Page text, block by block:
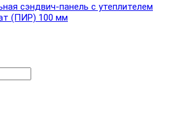
сэндвич-панель с утеплителем
(ПИР) 100 мм